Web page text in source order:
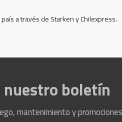
a través de Starken y Chilexpress.
nuestro boletín
mantenimiento y